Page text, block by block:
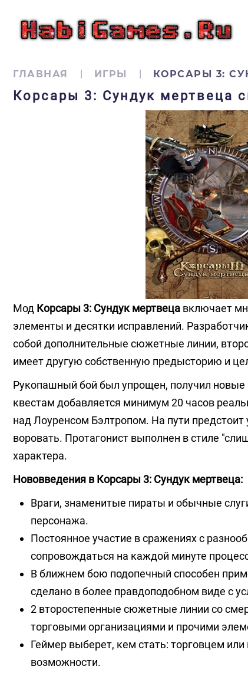
ГЛАВНАЯ ИГРЫ КОРСАРЫ 3:
Корсары 3: Сундук мертвеца
Мод Корсары 3: Сундук мертвеца включает
элементы и десятки исправлений.
собой дополнительные сюжетные линии,
имеет другую собственную предысторию и
Рукопашный бой был упрощен, получил
квестам добавляется минимум 20 часов
над Лоуренсом Бэлтропом. На пути
воровать. Протагонист выполнен в стиле
характера.
Нововведения в Корсары 3: Сундук мертвеца:
Враги, знаменитые пираты и обычные
персонажа.
Постоянное участие в сражениях с
сопровождаться на каждой минуте
В ближнем бою подопечный способен
сделано в более правдоподобном виде с
2 второстепенные сюжетные линии со
торговыми организациями и прочими
Геймер выберет, кем стать: торговцем
возможности.